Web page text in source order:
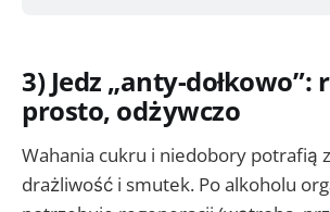
3) Jedz „anty-
prosto, odżywczo
Wahania cukru i niedobory potrafią
drażliwość i smutek. Po alkoholu